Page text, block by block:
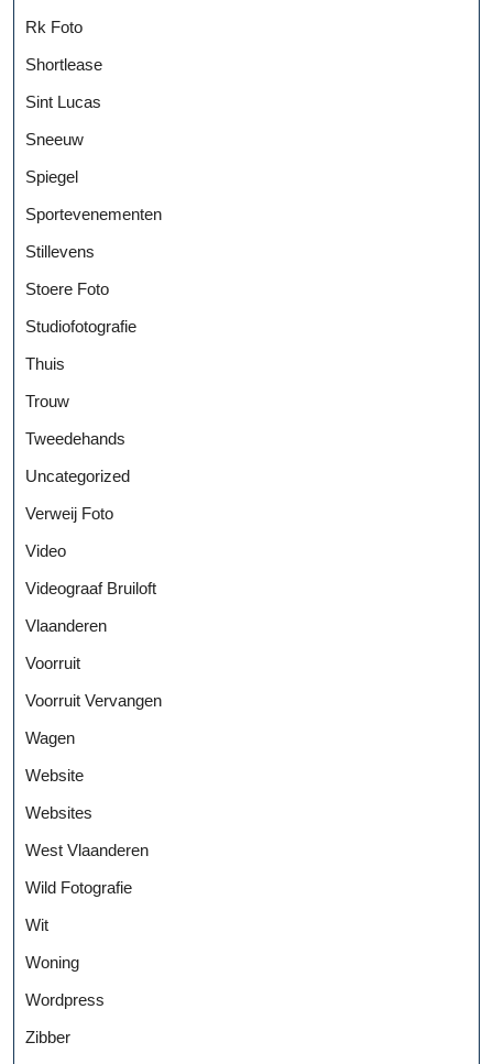
Rk Foto
Shortlease
Sint Lucas
Sneeuw
Spiegel
Sportevenementen
Stillevens
Stoere Foto
Studiofotografie
Thuis
Trouw
Tweedehands
Uncategorized
Verweij Foto
Video
Videograaf Bruiloft
Vlaanderen
Voorruit
Voorruit Vervangen
Wagen
Website
Websites
West Vlaanderen
Wild Fotografie
Wit
Woning
Wordpress
Zibber